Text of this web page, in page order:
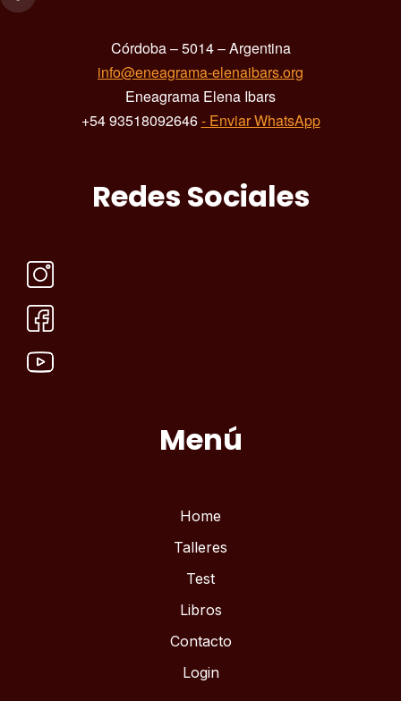
Córdoba – 5014 – Argentina
info@eneagrama-elenaibars.org
Eneagrama Elena Ibars
+54 93518092646- Enviar WhatsApp
Redes Sociales
Menú
Home
Talleres
Test
Libros
Contacto
Login